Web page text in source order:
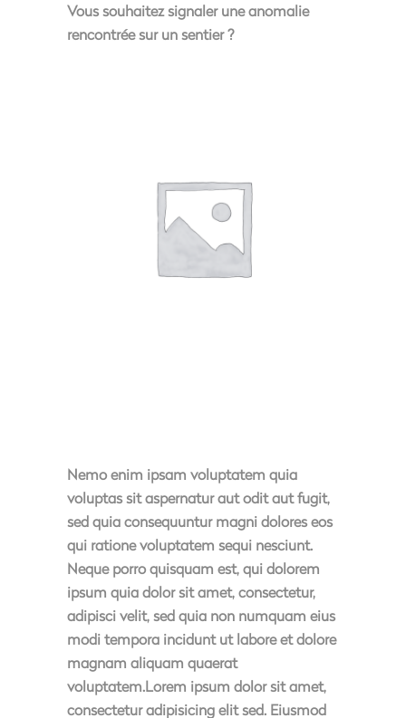
Vous souhaitez signaler une anomalie
rencontrée sur un sentier ?
Nemo enim ipsam voluptatem quia
voluptas sit aspernatur aut odit aut fugit,
sed quia consequuntur magni dolores eos
qui ratione voluptatem sequi nesciunt.
Neque porro quisquam est, qui dolorem
ipsum quia dolor sit amet, consectetur,
adipisci velit, sed quia non numquam eius
modi tempora incidunt ut labore et dolore
magnam aliquam quaerat
voluptatem.Lorem ipsum dolor sit amet,
consectetur adipisicing elit sed. Eiusmod